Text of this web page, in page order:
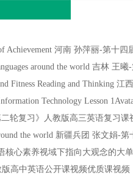
Achievement 河南 孙萍丽-第十
around the world 吉林 王
Fitness Reading and Thinking
Technology Lesson
复习》人教版高三英语复习课
the world 新疆兵团 张文娟-
核心素养视域下指向大观念的大
版高中英语公开课视频优质课视频